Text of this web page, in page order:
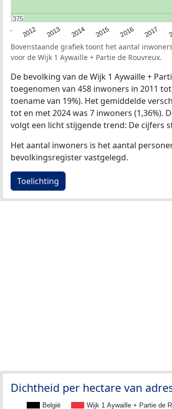
2012 2013 2014 2015 2016 2017
375
375
Bovenstaande grafiek toont het aantal
voor de Wijk 1 Aywaille + Partie de Rouvreux.
De bevolking van de Wijk 1 Aywaille +
toegenomen van 458 inwoners in 2011
toename van 19%). Het gemiddelde
tot en met 2024 was 7 inwoners (1,36%).
volgt een licht stijgende trend: De cijfers
Het aantal inwoners is het aantal
bevolkingsregister vastgelegd.
Toelichting
Dichtheid per hectare van
België Wijk 1 Aywaille + Partie de